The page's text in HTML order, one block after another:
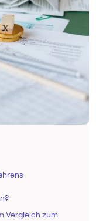
Vergleich zum